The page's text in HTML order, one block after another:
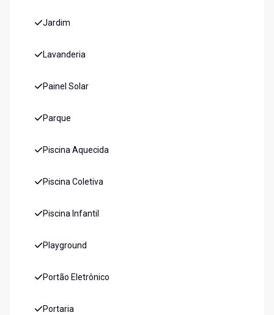
Jardim
Lavanderia
Painel Solar
Parque
Piscina Aquecida
Piscina Coletiva
Piscina Infantil
Playground
Portão Eletrônico
Portaria